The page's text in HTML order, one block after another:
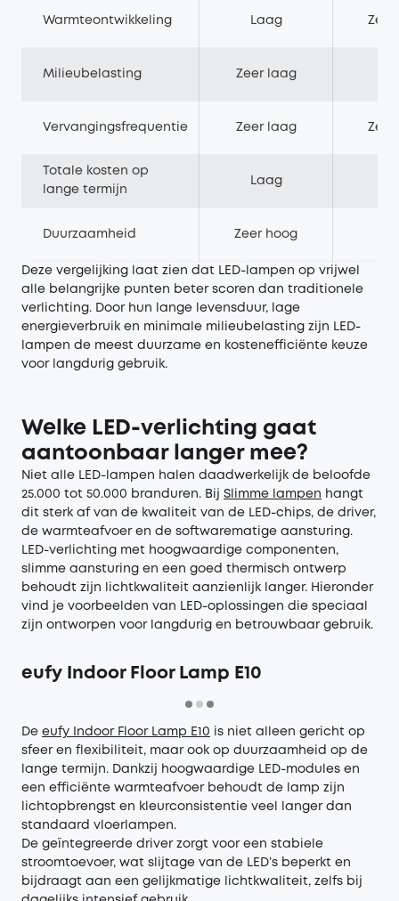
Warmteontwikkeling Laag Zeer
Milieubelasting Zeer laag
Vervangingsfrequentie Zeer laag Zeer
Totale kosten op
lange termijn
Laag
Duurzaamheid Zeer hoog
Deze vergelijking laat zien dat LED-lampen op vrijwel
alle belangrijke punten beter scoren dan traditionele
verlichting. Door hun lange levensduur, lage
energieverbruik en minimale milieubelasting zijn LED-
lampen de meest duurzame en kostenefficiënte keuze
voor langdurig gebruik.
Welke LED-verlichting gaat
aantoonbaar langer mee?
Niet alle LED-lampen halen daadwerkelijk de beloofde
25.000 tot 50.000 branduren. Bij Slimme lampen hangt
dit sterk af van de kwaliteit van de LED-chips, de driver,
de warmteafvoer en de softwarematige aansturing.
LED-verlichting met hoogwaardige componenten,
slimme aansturing en een goed thermisch ontwerp
behoudt zijn lichtkwaliteit aanzienlijk langer. Hieronder
vind je voorbeelden van LED-oplossingen die speciaal
zijn ontworpen voor langdurig en betrouwbaar gebruik.
eufy Indoor Floor Lamp E10
De eufy Indoor Floor Lamp E10 is niet alleen gericht op
sfeer en flexibiliteit, maar ook op duurzaamheid op de
lange termijn. Dankzij hoogwaardige LED-modules en
een efficiënte warmteafvoer behoudt de lamp zijn
lichtopbrengst en kleurconsistentie veel langer dan
standaard vloerlampen.
De geïntegreerde driver zorgt voor een stabiele
stroomtoevoer, wat slijtage van de LED’s beperkt en
bijdraagt aan een gelijkmatige lichtkwaliteit, zelfs bij